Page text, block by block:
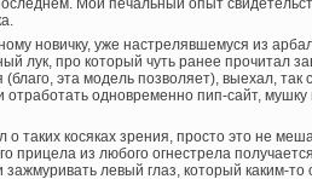
Мой печальный опыт
новичку, уже настрелявшемуся из
лук, про который чуть ранее прочитал
эта модель позволяет), выехал, так
отработать одновременно пип-сайт,
таких косяках зрения, просто это не
прицела из любого огнестрела
зажмуривать левый глаз, который каким-